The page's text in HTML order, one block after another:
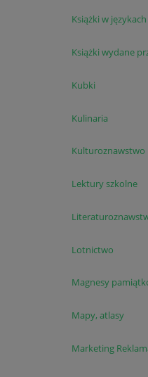
Książki w
Książki wydane
Kubki
Kulinaria
Kulturoznawstwo
Lektury szkolne
Lotnictwo
Magnesy
Mapy, atlasy
Marketing